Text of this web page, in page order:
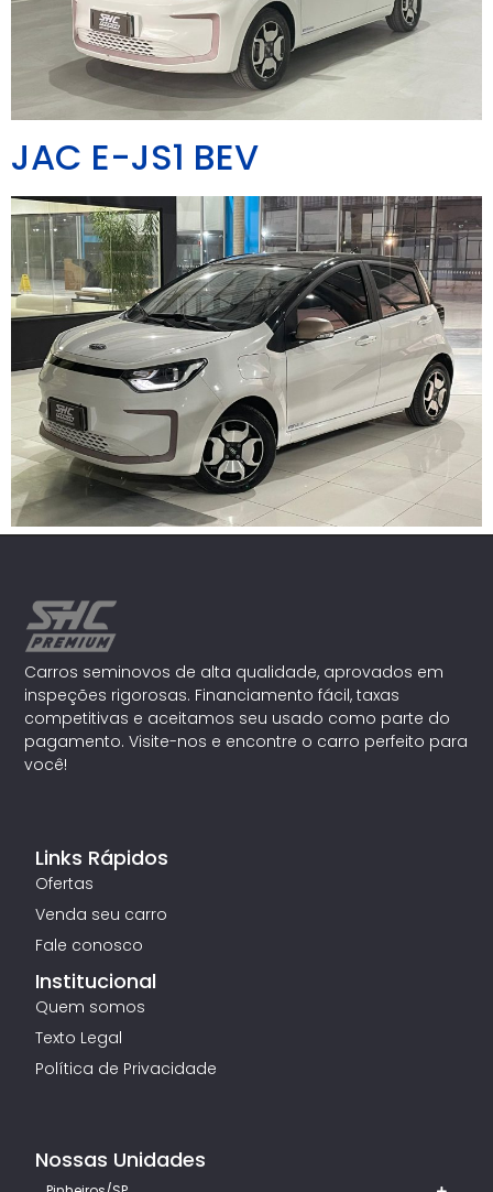
JAC E-JS1 BEV
Carros seminovos de alta qualidade, aprovados em
inspeções rigorosas. Financiamento fácil, taxas
competitivas e aceitamos seu usado como parte do
pagamento. Visite-nos e encontre o carro perfeito para
você!
Links Rápidos
Ofertas
Venda seu carro
Fale conosco
Institucional
Quem somos
Texto Legal
Política de Privacidade
Nossas Unidades